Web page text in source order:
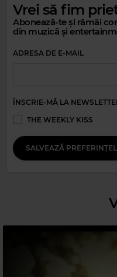
Vrei să fim
Abonează-te și rămâi
din muzică și
ADRESA DE E-MAIL
ÎNSCRIE-MĂ LA
THE WEEKLY KISS
SALVEAZĂ